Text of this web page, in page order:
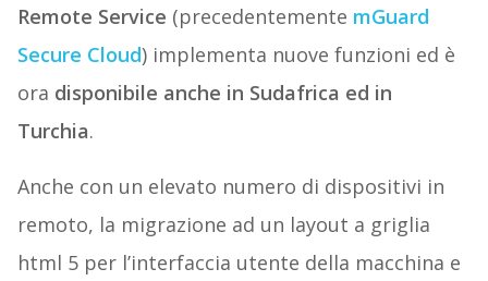
Remote Service (precedentemente mGuard
Secure Cloud) implementa nuove funzioni ed è
ora disponibile anche in Sudafrica ed in
Turchia.
Anche con un elevato numero di dispositivi in
remoto, la migrazione ad un layout a griglia
html 5 per l’interfaccia utente della macchina e